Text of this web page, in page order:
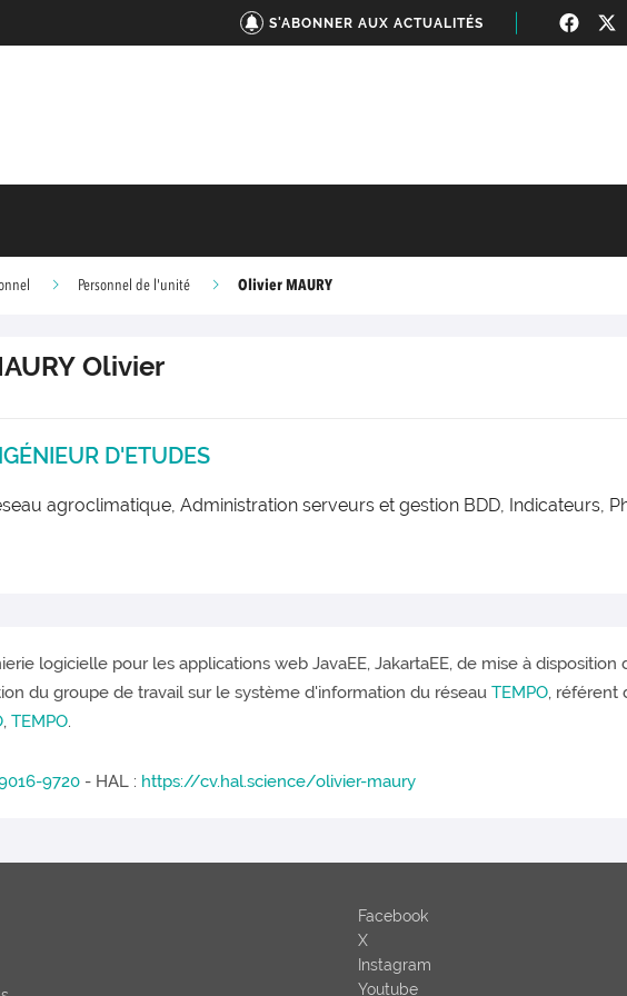
S'ABONNER AUX ACTUALITÉS
Personnel de l'unité Olivier MAURY
Olivier
D'ETUDES
agroclimatique, Administration serveurs et gestion BDD, Indicateurs,
logicielle pour les applications web JavaEE, JakartaEE, de mise à
du groupe de travail sur le système d'information du réseau TEMPO, référent
, TEMPO.
9720 - HAL : https://cv.hal.science/olivier-maury
Facebook
X
Instagram
Youtube